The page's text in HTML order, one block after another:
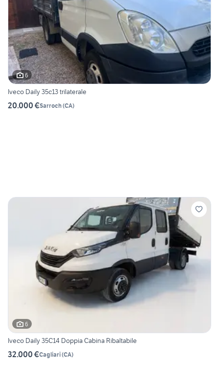
6
Iveco Daily 35c13 trilaterale
20.000 €Sarroch(CA)
6
Iveco Daily 35C14 Doppia Cabina Ribaltabile
32.000 €Cagliari(CA)